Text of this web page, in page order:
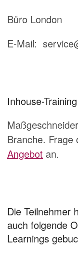
Büro London
E-Mail:
Inhouse-
Branche. Frage
Angebot an.
Die Teilnehmer
auch folgende
Learnings